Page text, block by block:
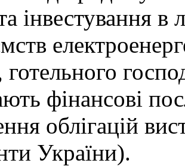
інвестування в
готельного
фінансові
облігацій
України).